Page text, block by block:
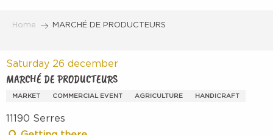
Home MARCHÉ DE PRODUCTEURS
Saturday 26 december
MARCHÉ DE PRODUCTEURS
MARKET COMMERCIAL EVENT AGRICULTURE HANDICRAFT
11190 Serres